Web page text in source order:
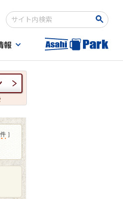
検索キーワード入力
報
］